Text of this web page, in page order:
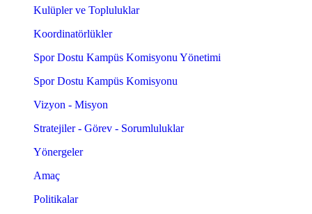
Kulüpler ve Topluluklar
Koordinatörlükler
Spor Dostu Kampüs Komisyonu Yönetimi
Spor Dostu Kampüs Komisyonu
Vizyon - Misyon
Stratejiler - Görev - Sorumluluklar
Yönergeler
Amaç
Politikalar